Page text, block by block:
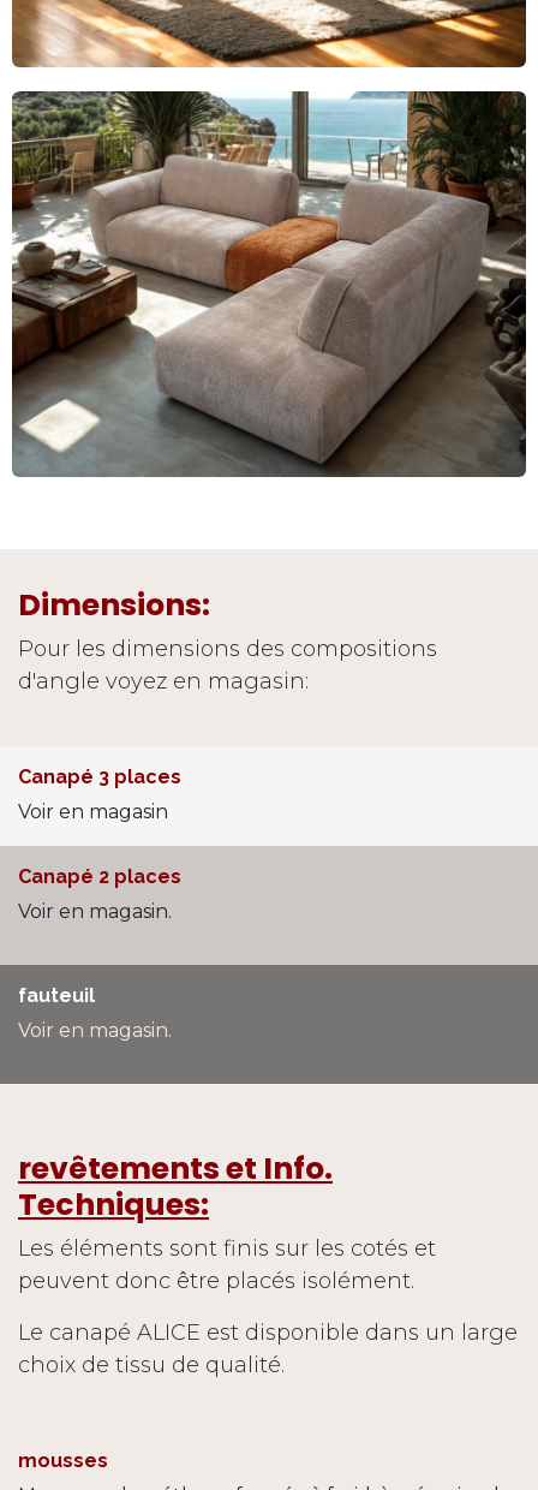
Dimensions:
Pour les dimensions des compositions
d'angle voyez en magasin:
Canapé 3 places
Voir en magasin
Canapé 2 places
Voir en magasin.
fauteuil
Voir en magasin.
revêtements et Info.
Techniques:
Les éléments sont finis sur les cotés et
peuvent donc être placés isolément.
Le canapé ALICE est disponible dans un large
choix de tissu de qualité.
mousses